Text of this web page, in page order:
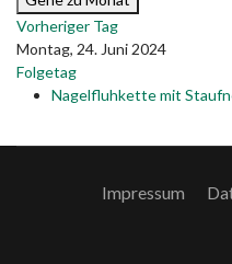
Vorheriger Tag
Montag, 24. Juni 2024
Folgetag
Nagelfluhkette mit
Impressum